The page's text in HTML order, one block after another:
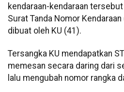
kendaraan-kendaraan
Surat Tanda Nomor
dibuat oleh KU (41).
Tersangka KU mendapatkan
memesan secara daring dari
lalu mengubah nomor rangka